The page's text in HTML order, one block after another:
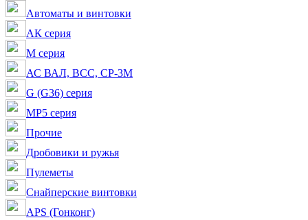
Автоматы и винтовки
АК серия
M серия
АС ВАЛ, ВСС, СР-3М
G (G36) серия
MP5 серия
Прочие
Дробовики и ружья
Пулеметы
Снайперские винтовки
APS (Гонконг)